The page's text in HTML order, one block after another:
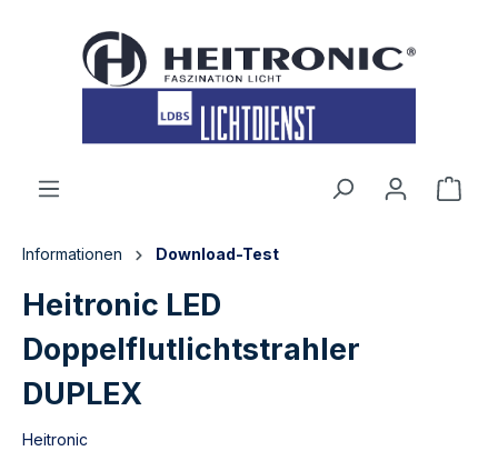
Informationen Download-Test
Heitronic LED
Doppelflutlichtstrahler
DUPLEX
Heitronic